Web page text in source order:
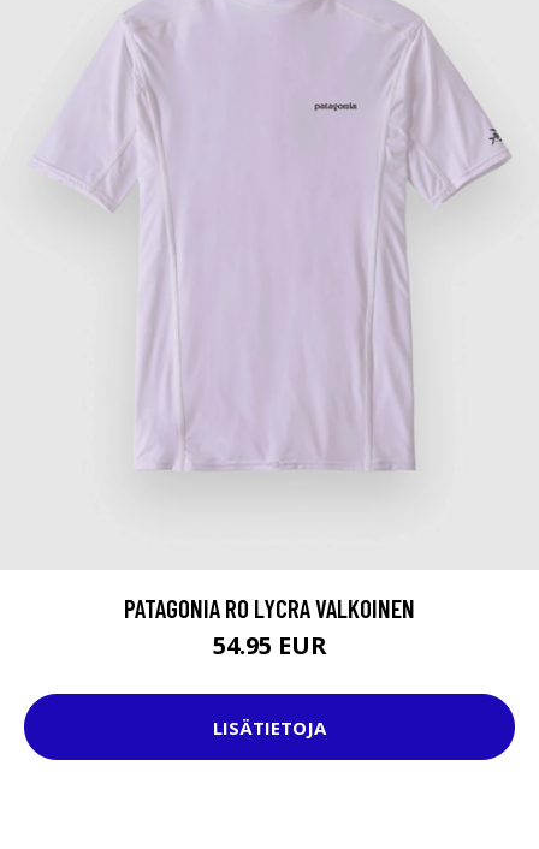
PATAGONIA R0 LYCRA VALKOINEN
54.95 EUR
LISÄTIETOJA